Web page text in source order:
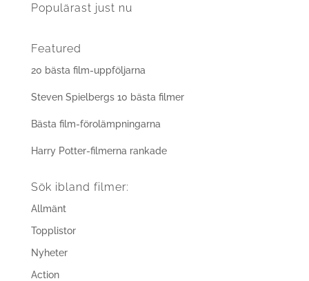
Populärast just nu
Featured
20 bästa film-uppföljarna
Steven Spielbergs 10 bästa filmer
Bästa film-förolämpningarna
Harry Potter-filmerna rankade
Sök ibland filmer:
Allmänt
Topplistor
Nyheter
Action